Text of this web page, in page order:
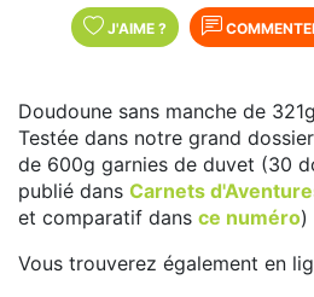
J'AIME ?
Doudoune sans manche de
Testée dans notre grand
de 600g garnies de duvet (30
publié dans Carnets
et comparatif dans ce numéro)
Vous trouverez également en